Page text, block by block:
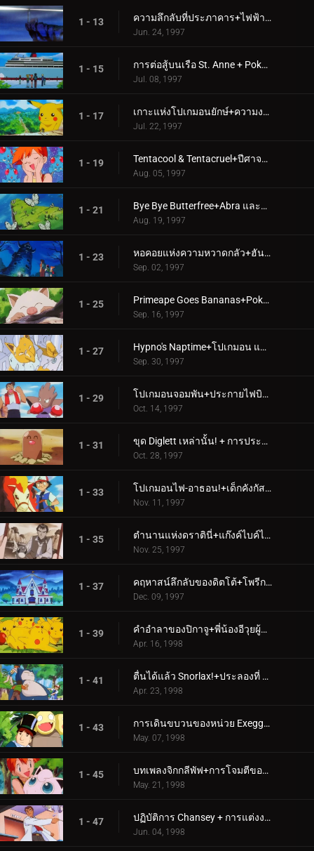
1 - 13 ความลึกลับที่ประภาคาร+ไฟฟ้าช็อตประลอง
Jun. 24, 1997
1 - 15 การต่อสู้บนเรือ St. Anne + Pokémon Shipwreck
Jul. 08, 1997
1 - 17 เกาะแห่งโปเกมอนยักษ์+ความงามและชายหาด
Jul. 22, 1997
1 - 19 Tentacool & Tentacruel+ปีศาจแห่งยอดเขาหญิงสาว
Aug. 05, 1997
1 - 21 Bye Bye Butterfree+Abra และการประลองพลังจิต
Aug. 19, 1997
1 - 23 หอคอยแห่งความหวาดกลัว+ฮันเตอร์ ปะทะ คาดาบร้า
Sep. 02, 1997
1 - 25 Primeape Goes Bananas+Pokémon Scent-sation!
Sep. 16, 1997
1 - 27 Hypno's Naptime+โปเกมอน แฟชั่น แฟลช
Sep. 30, 1997
1 - 29 โปเกมอนจอมพัน+ประกายไฟบินไปหาแมกนีไมต์
Oct. 14, 1997
1 - 31 ขุด Diglett เหล่านั้น! + การประลองนินจาโปเก
Oct. 28, 1997
1 - 33 โปเกมอนไฟ-อาธอน!+เด็กคังกัสคาน
Nov. 11, 1997
1 - 35 ตำนานแห่งดราตินี่+แก๊งค์ไบค์ไบค์บริดจ์
Nov. 25, 1997
1 - 37 คฤหาสน์ลึกลับของดิตโต้+โพรีกอนทหารไซเบอร์
Dec. 09, 1997
1 - 39 คำอำลาของปิกาจู+พี่น้องอีวุยผู้ต่อสู้
Apr. 16, 1998
1 - 41 ตื่นได้แล้ว Snorlax!+ประลองที่ Dark City
Apr. 23, 1998
1 - 43 การเดินขบวนของหน่วย Exeggutor+ปัญหากับ Paras
May. 07, 1998
1 - 45 บทเพลงจิกกลีพัฟ+การโจมตีของโปเกมอนยุคก่อนประวัติศาสตร์
May. 21, 1998
1 - 47 ปฏิบัติการ Chansey + การแต่งงานอันศักดิ์สิทธิ์!
Jun. 04, 1998